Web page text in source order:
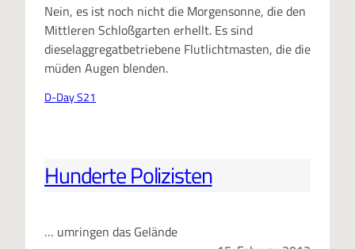
Nein, es ist noch nicht die Morgensonne, die den
Mittleren Schloßgarten erhellt. Es sind
dieselaggregatbetriebene Flutlichtmasten, die die
müden Augen blenden.
D-Day S21
Hunderte Polizisten
… umringen das Gelände